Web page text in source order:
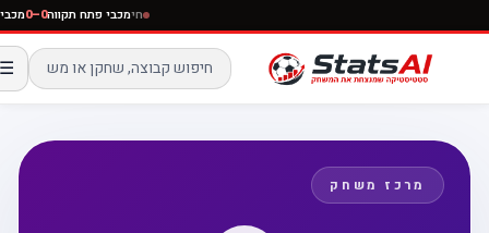
חימכבי פתח תקווה0–0
☰
מרכז משחק